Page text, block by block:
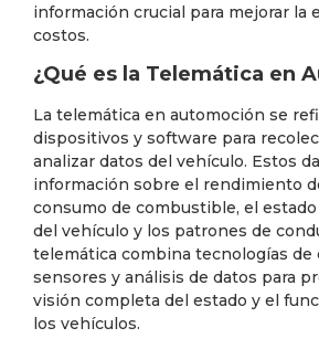
información crucial para mejorar la
costos.
¿Qué es la Telemática en
La telemática en automoción se
dispositivos y software para
analizar datos del vehículo. Estos
información sobre el rendimiento
consumo de combustible, el
del vehículo y los patrones de
telemática combina tecnologías de
sensores y análisis de datos para
visión completa del estado y el
los vehículos.